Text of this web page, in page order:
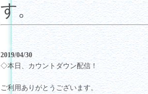
す。
2019/04/30
◇本日、カウントダウン配信！
ご利用ありがとうございます。